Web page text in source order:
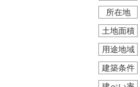
所在地
土地面積
用途地域
建築条件